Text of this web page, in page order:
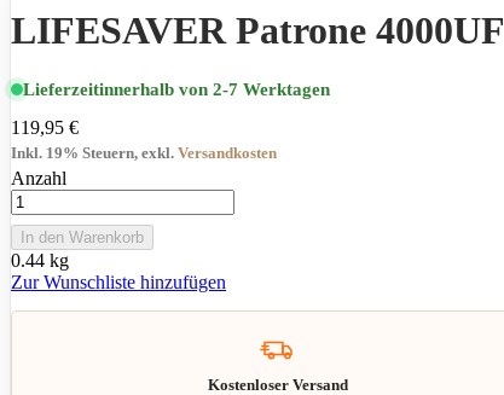
LIFESAVER Patrone 4000UF
Lieferzeitinnerhalb von 2-7 Werktagen
119,95 €
Inkl. 19% Steuern, exkl. Versandkosten
Anzahl
In den Warenkorb
0.44 kg
Zur Wunschliste hinzufügen
Kostenloser Versand